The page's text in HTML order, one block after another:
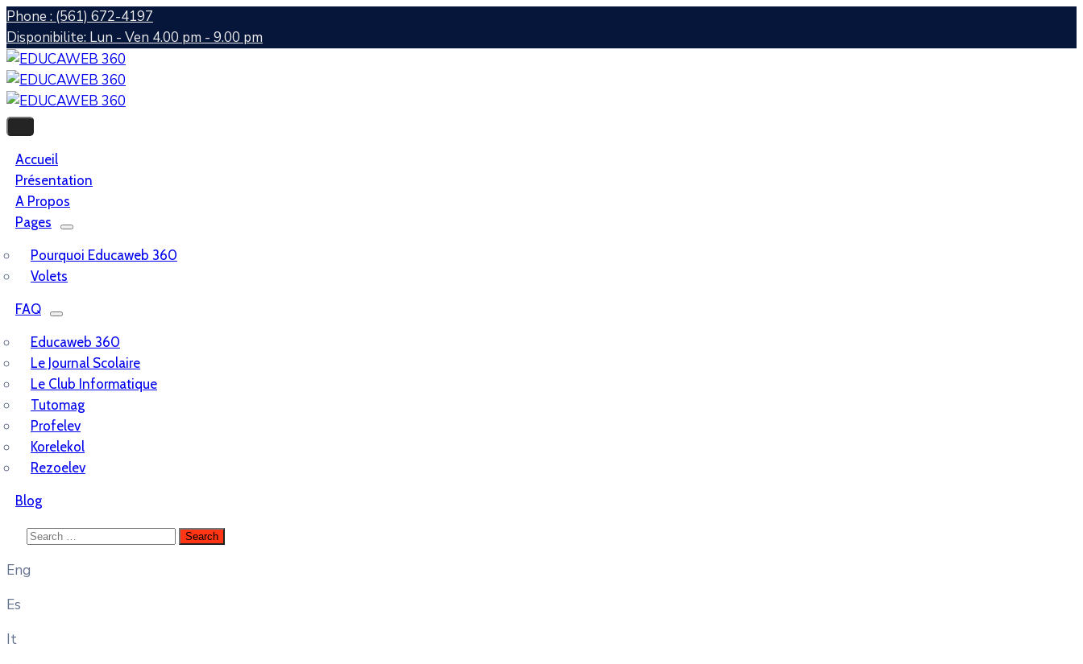
Phone : (561) 672-4197
Disponibilite: Lun - Ven 4.00 pm - 9.00 pm
Accueil
Présentation
A Propos
Pages
Pourquoi Educaweb 360
Volets
FAQ
Educaweb 360
Le Journal Scolaire
Le Club Informatique
Tutomag
Profelev
Korelekol
Rezoelev
Blog
Eng
Es
It